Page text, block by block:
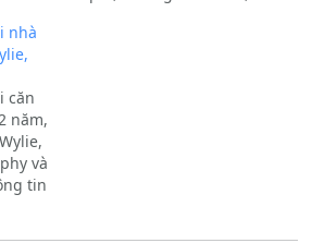
nhà
căn
năm,
và
tin